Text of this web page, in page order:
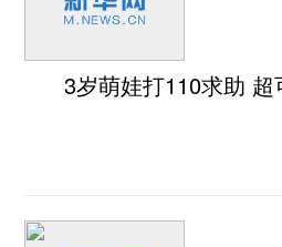
3岁萌娃打110求助